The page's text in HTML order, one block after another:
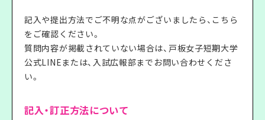
記入や提出方法でご不明な点がございましたら、こちら
をご確認ください。
質問内容が掲載されていない場合は、戸板女子短期大学
公式LINEまたは、入試広報部までお問い合わせくださ
い。
記入・訂正方法について